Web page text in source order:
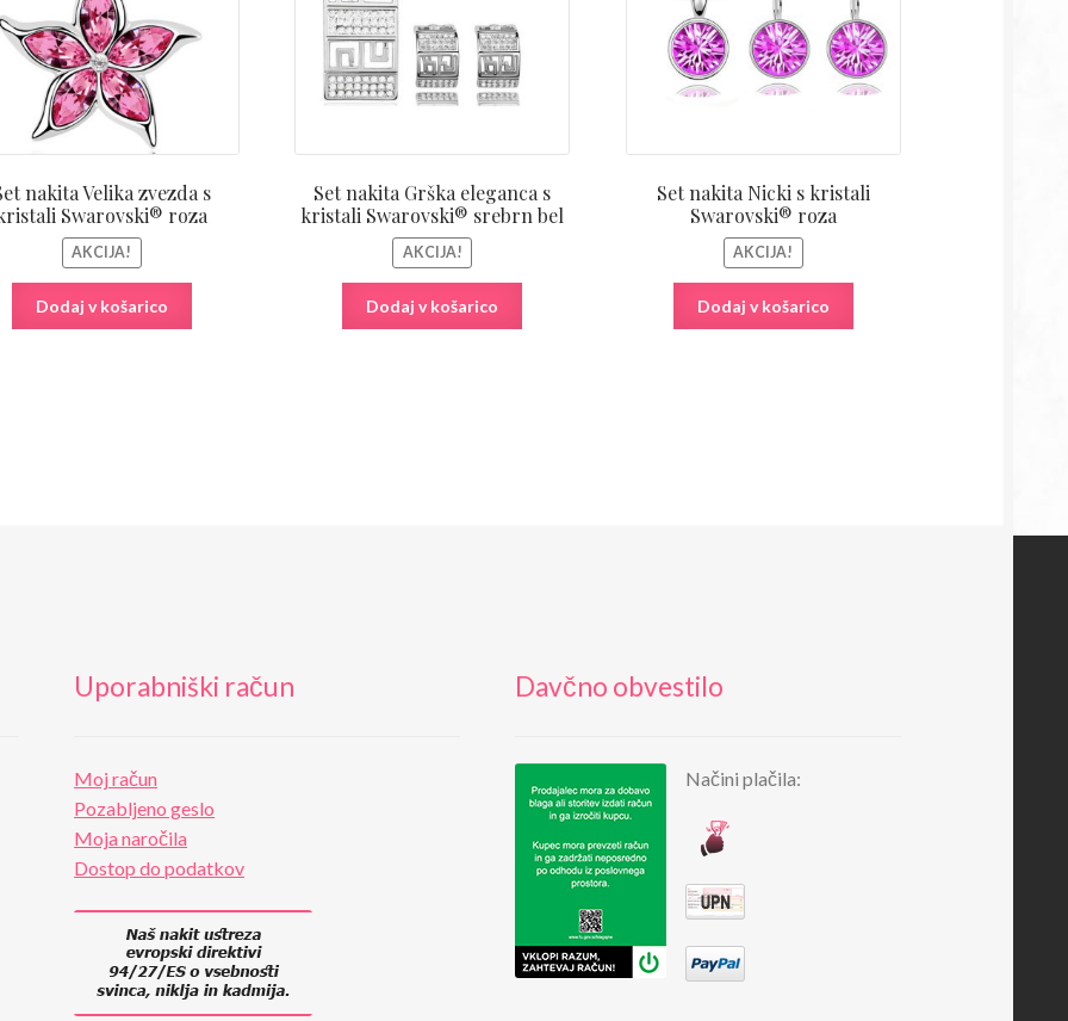
nakita Velika zvezda s
Swarovski® roza
AKCIJA!
Dodaj v košarico
Set nakita Grška eleganca s
kristali Swarovski® srebrn bel
AKCIJA!
Dodaj v košarico
Set nakita Nicki s kristali
Swarovski® roza
AKCIJA!
35,80€.
Dodaj v košarico
Uporabniški račun
Moj račun
Pozabljeno geslo
Moja naročila
Dostop do podatkov
Davčno obvestilo
Načini plačila: